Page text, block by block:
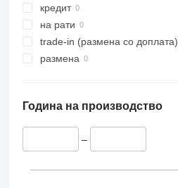
323
324
325
326
336
340
CT
JS
JZ
NXT
VMT
Vibromax
кредит
на рати
trade-in (размена со доплата)
размена
Година на производство
–